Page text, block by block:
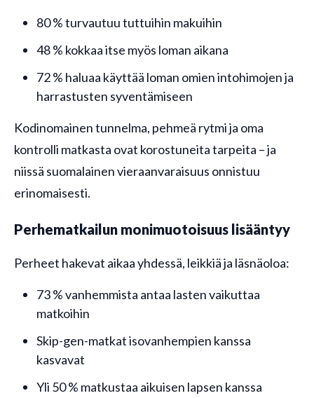
80 % turvautuu tuttuihin makuihin
48 % kokkaa itse myös loman aikana
72 % haluaa käyttää loman omien intohimojen ja
harrastusten syventämiseen
Kodinomainen tunnelma, pehmeä rytmi ja oma
kontrolli matkasta ovat korostuneita tarpeita – ja
niissä suomalainen vieraanvaraisuus onnistuu
erinomaisesti.
Perhematkailun monimuotoisuus lisääntyy
Perheet hakevat aikaa yhdessä, leikkiä ja läsnäoloa:
73 % vanhemmista antaa lasten vaikuttaa
matkoihin
Skip-gen-matkat isovanhempien kanssa
kasvavat
Yli 50 % matkustaa aikuisen lapsen kanssa